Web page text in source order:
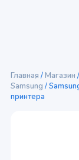
Главная /Магазин /
Samsung /
принтера